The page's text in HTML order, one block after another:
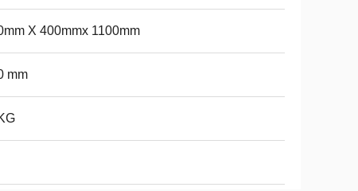
X 400mmx 1100mm
mm